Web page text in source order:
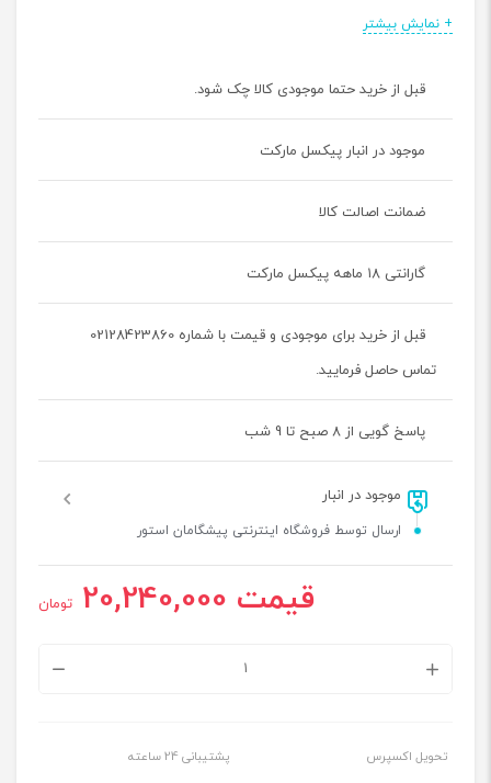
پروتکل:KNX
تعداد کانال:8
رطوبت نسبی کاری:
+ نمایش بیشتر
قبل از خرید حتما موجودی کالا چک شود.
موجود در انبار پیکسل مارکت
ضمانت اصالت کالا
گارانتی ۱۸ ماهه پیکسل مارکت
قبل از خرید برای موجودی و قیمت با شماره 02128423860
تماس حاصل فرمایید.
پاسخ گویی از 8 صبح تا 9 شب
موجود در انبار
ارسال توسط فروشگاه اینترنتی پیشگامان استور
قیمت 20,240,000 تومان
تحویل اکسپرس
پشتیبانی 24 ساعته